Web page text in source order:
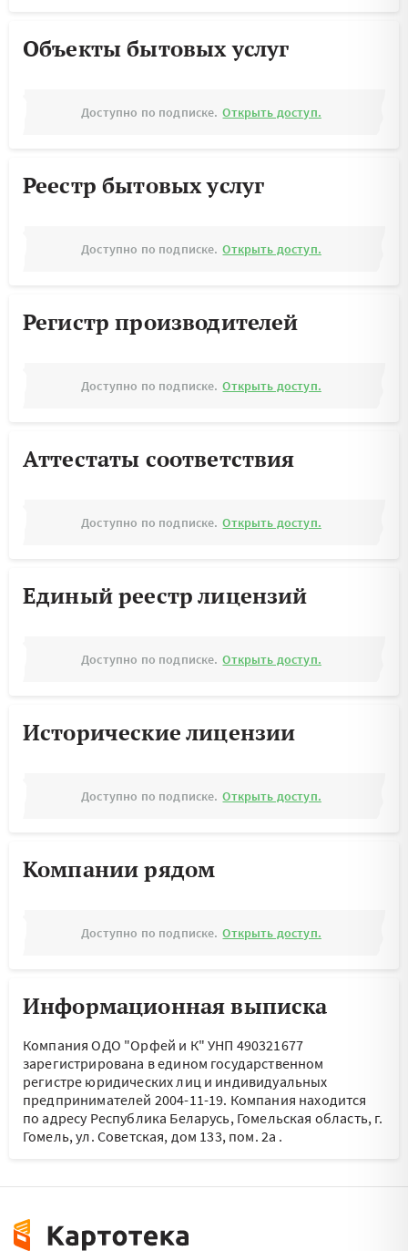
Объекты бытовых услуг
Доступно по подписке. Открыть доступ.
Реестр бытовых услуг
Доступно по подписке. Открыть доступ.
Регистр производителей
Доступно по подписке. Открыть доступ.
Аттестаты соответствия
Доступно по подписке. Открыть доступ.
Единый реестр лицензий
Доступно по подписке. Открыть доступ.
Исторические лицензии
Доступно по подписке. Открыть доступ.
Компании рядом
Доступно по подписке. Открыть доступ.
Информационная выписка
Компания ОДО "Орфей и К" УНП 490321677
зарегистрирована в едином государственном
регистре юридических лиц и индивидуальных
предпринимателей 2004-11-19. Компания находится
по адресу Республика Беларусь, Гомельская область, г.
Гомель, ул. Советская, дом 133, пом. 2а .